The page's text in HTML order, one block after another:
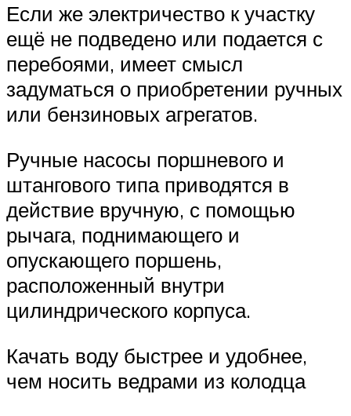
Если же электричество к участку
ещё не подведено или подается с
перебоями, имеет смысл
задуматься о приобретении ручных
или бензиновых агрегатов.
Ручные насосы поршневого и
штангового типа приводятся в
действие вручную, с помощью
рычага, поднимающего и
опускающего поршень,
расположенный внутри
цилиндрического корпуса.
Качать воду быстрее и удобнее,
чем носить ведрами из колодца